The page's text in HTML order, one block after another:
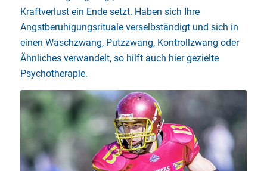
Kraftverlust ein Ende setzt. Haben sich Ihre
Angstberuhigungsrituale verselbständigt und sich in
einen Waschzwang, Putzzwang, Kontrollzwang oder
Ähnliches verwandelt, so hilft auch hier gezielte
Psychotherapie.